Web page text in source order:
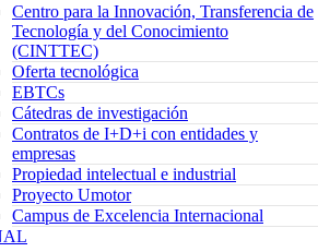
Centro para la Innovación, Transferencia de
Tecnología y del Conocimiento
(CINTTEC)
Oferta tecnológica
EBTCs
Cátedras de investigación
Contratos de I+D+i con entidades y
empresas
Propiedad intelectual e industrial
Proyecto Umotor
Campus de Excelencia Internacional